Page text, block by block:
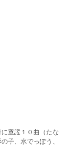
童謡１０曲（たな
子、水でっぽう、